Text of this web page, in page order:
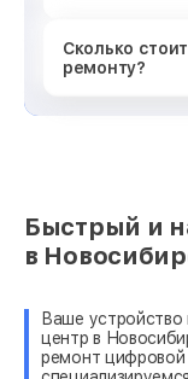
Сколько
ремонту?
Быстрый и
в
Ваше
центр в
ремонт